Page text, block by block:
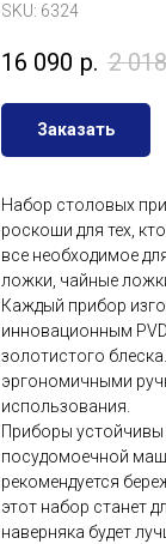
SKU: 6324
16 090 р. 2 018
Заказать
Набор столовых
роскоши для тех,
все необходимое
ложки, чайные
Каждый прибор
инновационным
золотистого
эргономичными
использования.
Приборы
посудомоечной
рекомендуется
этот набор станет
наверняка будет